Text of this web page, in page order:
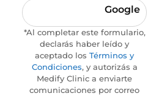
Google
*Al completar este formulario,
declarás haber leído y
aceptado los Términos y
Condiciones, y autorizás a
Medify Clinic a enviarte
comunicaciones por correo